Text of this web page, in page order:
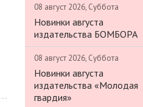
08 август 2026, Суббота
Новинки августа
издательства БОМБОРА
08 август 2026, Суббота
Новинки августа
издательства «Молодая
гвардия»